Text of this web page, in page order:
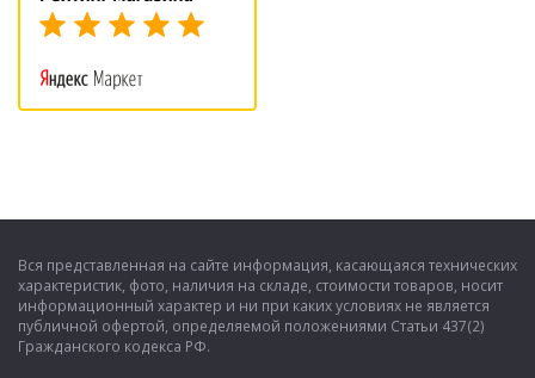
Вся представленная на сайте информация, касающаяся технических
характеристик, фото, наличия на складе, стоимости товаров, носит
информационный характер и ни при каких условиях не является
публичной офертой, определяемой положениями Статьи 437(2)
Гражданского кодекса РФ.